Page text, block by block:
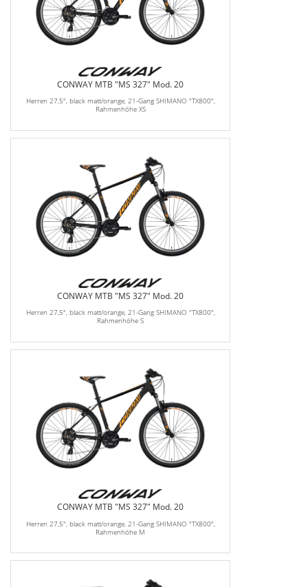
CONWAY MTB "MS 327" Mod. 20
Herren 27,5", black matt/orange, 21-Gang SHIMANO "TX800",
Rahmenhöhe XS
CONWAY MTB "MS 327" Mod. 20
Herren 27,5", black matt/orange, 21-Gang SHIMANO "TX800",
Rahmenhöhe S
CONWAY MTB "MS 327" Mod. 20
Herren 27,5", black matt/orange, 21-Gang SHIMANO "TX800",
Rahmenhöhe M